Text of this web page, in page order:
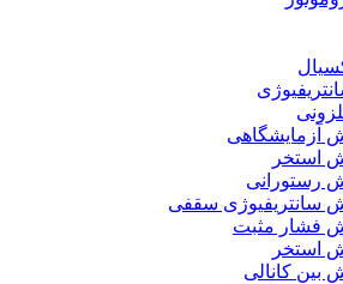
آزمایشگاهی
استخر
رستورانی
سانتریفیوژی سقفی
فشار مثبت
استخر
بین کانالی